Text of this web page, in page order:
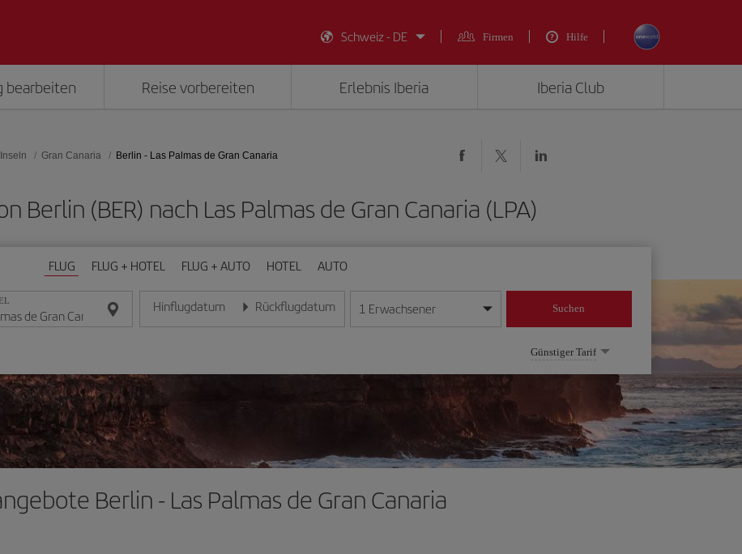
Schweiz - DE
Firmen Hilfe
bearbeiten Reise vorbereiten Erlebnis Iberia Iberia Club
Gran Canaria Berlin - Las Palmas de Gran Canaria
Berlin (BER) nach Las Palmas de Gran Canaria (LPA)
FLUG FLUG + HOTEL FLUG + AUTO HOTEL AUTO
Hinflugdatum
Geben Sie das Datum im Format Tag/Monat/Jahr ein
Rückflugdatum
Geben Sie das Datum im Format Tag/Monat/Jahr ein
1 Erwachsener Suchen
Günstiger Tarif
Berlin - Las Palmas de Gran Canaria